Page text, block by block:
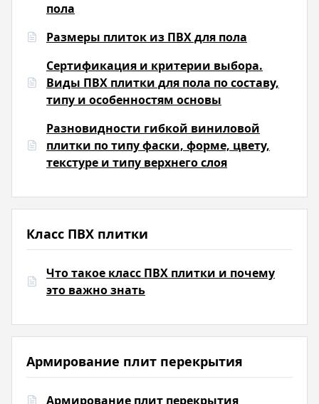
пола
Размеры плиток из ПВХ для пола
Сертификация и критерии выбора.
Виды ПВХ плитки для пола по составу,
типу и особенностям основы
Разновидности гибкой виниловой
плитки по типу фаски, форме, цвету,
текстуре и типу верхнего слоя
Класс ПВХ плитки
Что такое класс ПВХ плитки и почему
это важно знать
Армирование плит перекрытия
Армирование плит перекрытия